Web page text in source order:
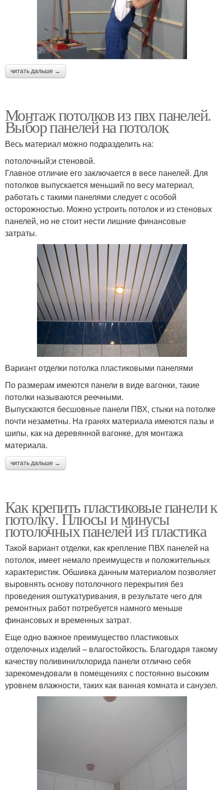
читать дальше →
Монтаж потолков из пвх панелей.
Выбор панелей на потолок
Весь материал можно подразделить на:
потолочный;и стеновой.
Главное отличие его заключается в весе панелей. Для
потолков выпускается меньший по весу материал,
работать с такими панелями следует с особой
осторожностью. Можно устроить потолок и из стеновых
панелей, но не стоит нести лишние финансовые
затраты.
Вариант отделки потолка пластиковыми панелями
По размерам имеются панели в виде вагонки, такие
потолки называются реечными.
Выпускаются бесшовные панели ПВХ, стыки на потолке
почти незаметны. На гранях материала имеются пазы и
шипы, как на деревянной вагонке, для монтажа
материала.
читать дальше →
Как крепить пластиковые панели к
потолку. Плюсы и минусы
потолочных панелей из пластика
Такой вариант отделки, как крепление ПВХ панелей на
потолок, имеет немало преимуществ и положительных
характеристик. Обшивка данным материалом позволяет
выровнять основу потолочного перекрытия без
проведения оштукатуривания, в результате чего для
ремонтных работ потребуется намного меньше
финансовых и временных затрат.
Еще одно важное преимущество пластиковых
отделочных изделий – влагостойкость. Благодаря такому
качеству поливинилхлорида панели отлично себя
зарекомендовали в помещениях с постоянно высоким
уровнем влажности, таких как ванная комната и санузел.